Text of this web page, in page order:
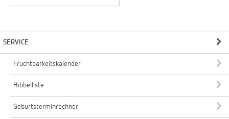
SERVICE
Fruchtbarkeitskalender
Hibbelliste
Geburtsterminrechner